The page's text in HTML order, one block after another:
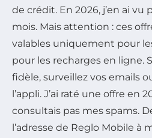
de crédit. En 2026, j’en ai vu
mois. Mais attention : ces
valables uniquement pour
pour les recharges en ligne.
fidèle, surveillez vos emails
l’appli. J’ai raté une offre en
consultais pas mes spams.
l’adresse de Reglo Mobile à